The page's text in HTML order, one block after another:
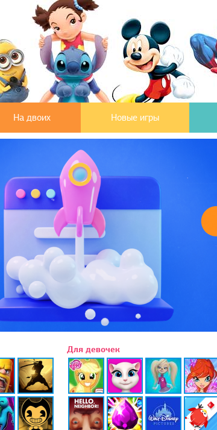
На двоих Новые игры
Для девочек